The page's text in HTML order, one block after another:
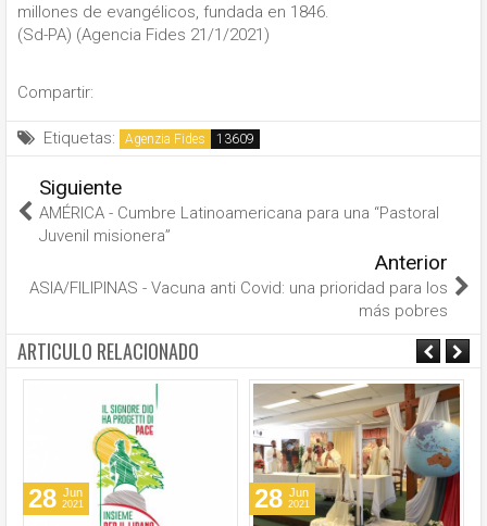
millones de evangélicos, fundada en 1846.
(Sd-PA) (Agencia Fides 21/1/2021)
Compartir:
Etiquetas: Agenzia Fides
Siguiente
AMÉRICA - Cumbre Latinoamericana para una “Pastoral
Juvenil misionera”
Anterior
ASIA/FILIPINAS - Vacuna anti Covid: una prioridad para los
más pobres
ARTICULO RELACIONADO
28 Jun
2021 28 Jun
2021